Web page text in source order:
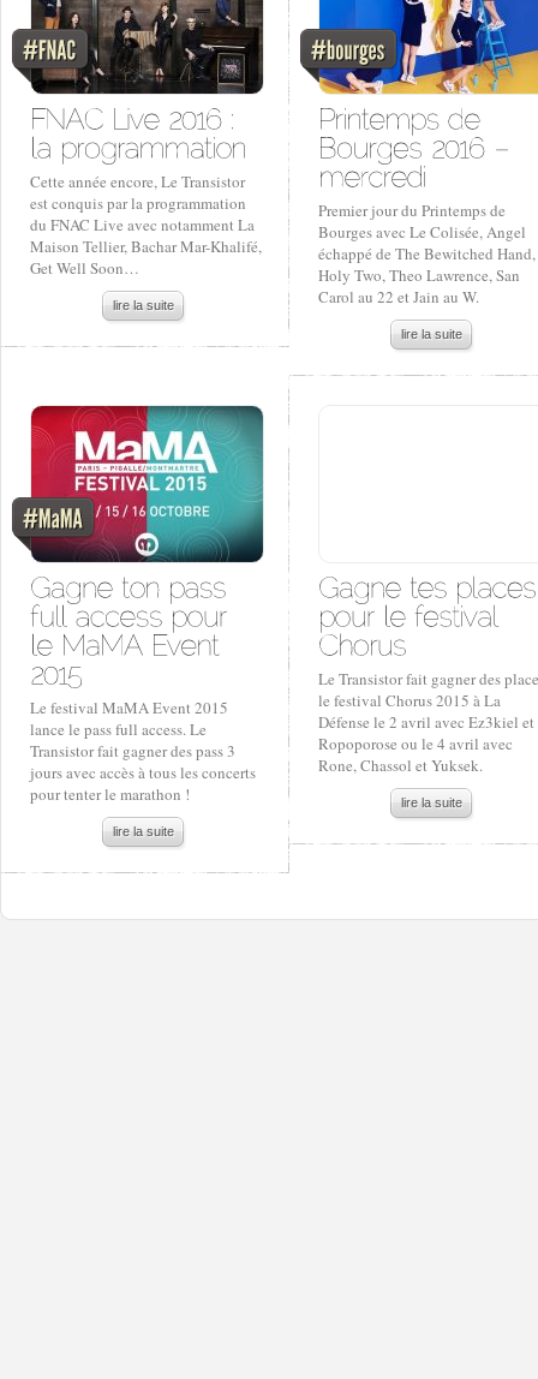
Cette année encore, Le Transistor
est conquis par la programmation
du FNAC Live avec notamment La
Maison Tellier, Bachar Mar-Khalifé,
Get Well Soon…
lire la suite
Premier jour du Printemps de
Bourges avec Le Colisée, Angel
échappé de The Bewitched Hand,
Holy Two, Theo Lawrence, San
Carol au 22 et Jain au W.
lire la suite
Le festival MaMA Event 2015
lance le pass full access. Le
Transistor fait gagner des pass 3
jours avec accès à tous les concerts
pour tenter le marathon !
lire la suite
Le Transistor fait gagner des
le festival Chorus 2015 à La
Défense le 2 avril avec Ez3kiel et
Ropoporose ou le 4 avril avec
Rone, Chassol et Yuksek.
lire la suite